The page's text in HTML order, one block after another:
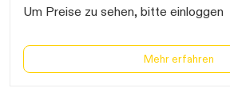
Um Preise zu sehen, bitte einloggen
Mehr erfahren